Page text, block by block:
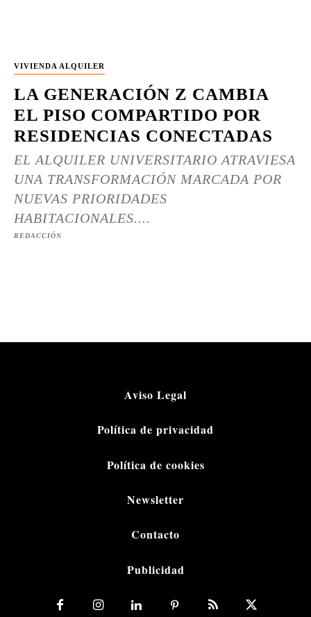
VIVIENDA ALQUILER
LA GENERACIÓN Z CAMBIA
EL PISO COMPARTIDO POR
RESIDENCIAS CONECTADAS
EL ALQUILER UNIVERSITARIO ATRAVIESA
UNA TRANSFORMACIÓN MARCADA POR
NUEVAS PRIORIDADES
HABITACIONALES....
REDACCIÓN
Aviso Legal
Política de privacidad
Política de cookies
Newsletter
Contacto
Publicidad